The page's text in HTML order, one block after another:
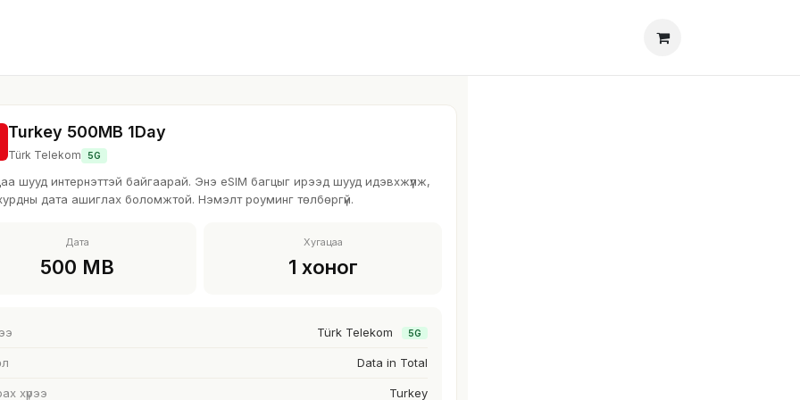
Turkey 500MB 1Day
Türk Telekom 5G
шууд интернэттэй байгаарай. Энэ eSIM багцыг ирээд шууд идэвхжүүлж,
дата ашиглах боломжтой. Нэмэлт роуминг төлбөргүй.
Дата
500 MB
Хугацаа
1 хоног
Türk Telekom 5G
Data in Total
хүрээ Turkey